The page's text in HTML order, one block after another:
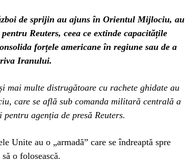
de sprijin au ajuns în Orientul Mijlociu, au
Reuters, ceea ce extinde capacitățile
forțele americane în regiune sau de a
Iranului.
mai multe distrugătoare cu rachete ghidate au
care se află sub comanda militară centrală a
agenția de presă Reuters.
Unite au o „armadă” care se îndreaptă spre
o folosească.